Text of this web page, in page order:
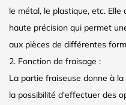
le métal, le plastique, etc.
haute précision qui permet
aux pièces de différentes
2. Fonction de fraisage :
La partie fraiseuse donne à
la possibilité d'effectuer des